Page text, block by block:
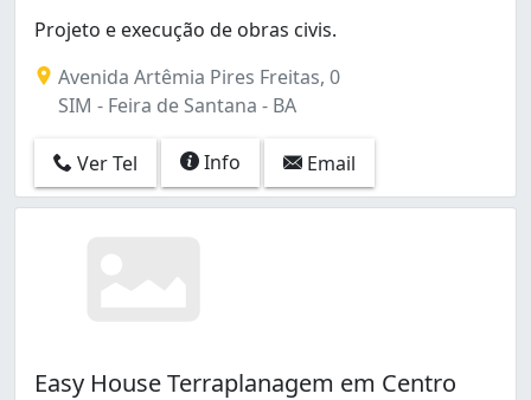
Projeto e execução de obras civis.
Avenida Artêmia Pires Freitas, 0
SIM - Feira de Santana - BA
Ver Tel Info Email
Easy House Terraplanagem em Centro